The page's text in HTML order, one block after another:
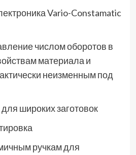
Vario-Constamatic
числом оборотов в
материала и
неизменным под
широких заготовок
ручкам для